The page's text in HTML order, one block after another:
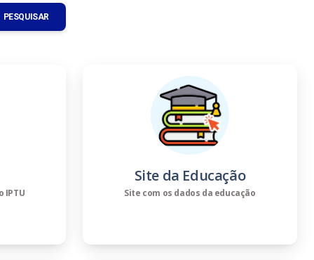
PESQUISAR
IPTU
Site da Educação
Site com os dados da educação